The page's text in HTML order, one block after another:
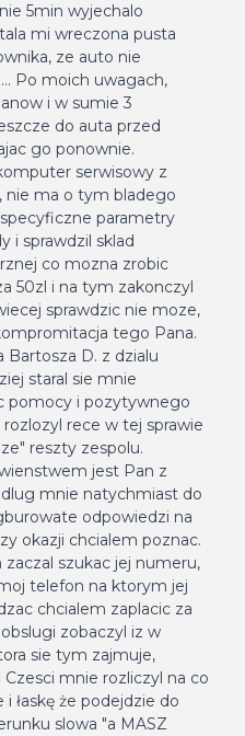
5min wyjechalo
mi wreczona pusta
ze auto nie
Po moich uwagach,
i w sumie 3
do auta przed
go ponownie.
serwisowy z
nie ma o tym bladego
parametry
i sprawdzil sklad
co mozna zrobic
50zl i na tym zakonczyl
sprawdzic nie moze,
tego Pana.
D. z dzialu
staral sie mnie
pomocy i pozytywnego
rece w tej sprawie
reszty zespolu.
jest Pan z
mnie natychmiast do
odpowiedzi na
okazji chcialem poznac.
szukac jej numeru,
telefon na ktorym jej
chcialem zaplacic za
zobaczyl iz w
sie tym zajmuje,
mnie rozliczyl na co
łaskę że podejdzie do
slowa "a MASZ